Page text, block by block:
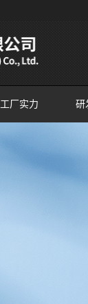
工厂实力 研